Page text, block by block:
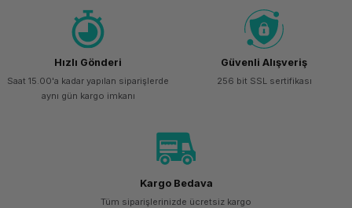
Hızlı Gönderi
Saat 15.00'a kadar yapılan siparişlerde
aynı gün kargo imkanı
Güvenli Alışveriş
256 bit SSL sertifikası
Kargo Bedava
Tüm siparişlerinizde ücretsiz kargo